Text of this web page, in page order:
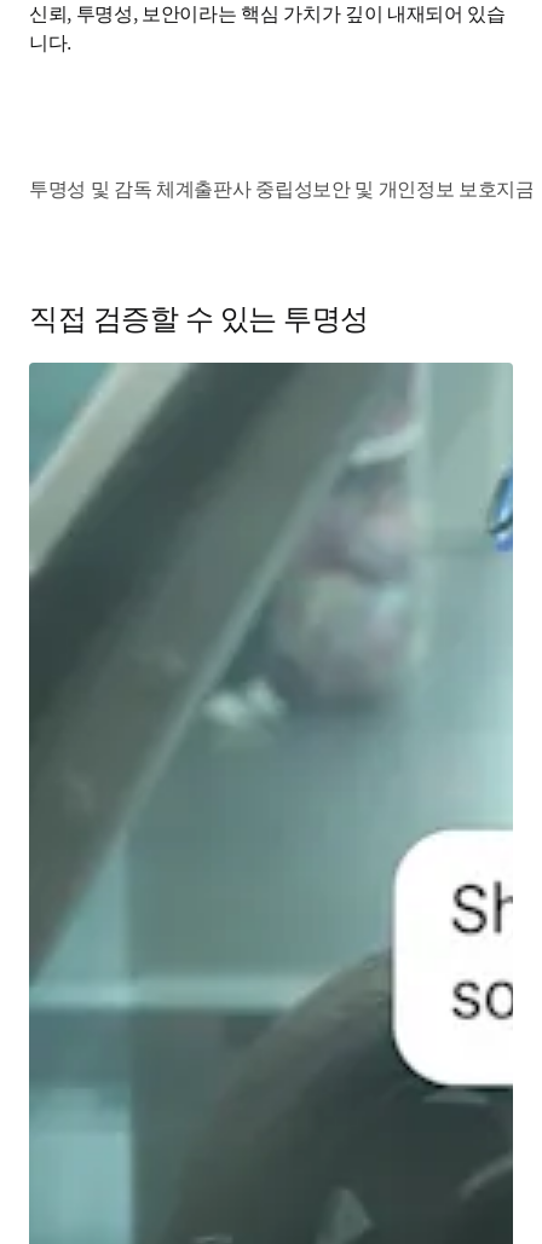
신뢰, 투명성, 보안이라는 핵심 가치가 깊이 내재되어 있습
니다.
투명성 및 감독 체계출판사 중립성보안 및 개인정보 보호지금
직접 검증할 수 있는 투명성